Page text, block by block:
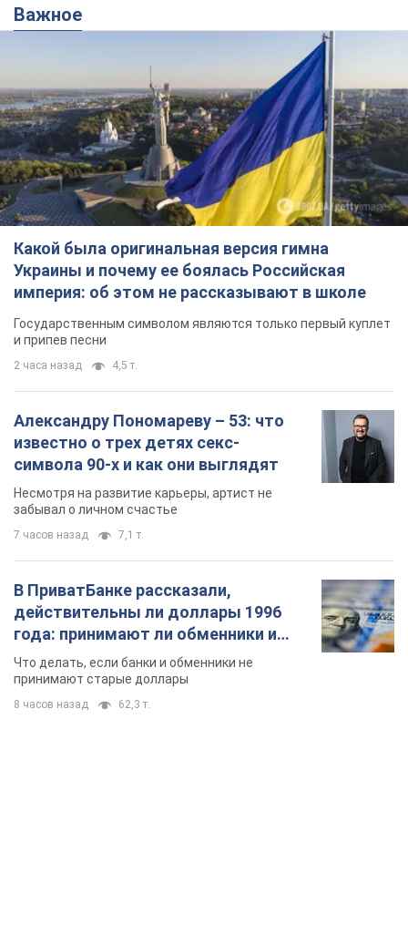
Важное
Какой была оригинальная версия гимна
Украины и почему ее боялась Российская
империя: об этом не рассказывают в школе
Государственным символом являются только первый куплет
и припев песни
2 часа назад 4,5 т.
Александру Пономареву – 53: что
известно о трех детях секс-
символа 90-х и как они выглядят
Несмотря на развитие карьеры, артист не
забывал о личном счастье
7 часов назад 7,1 т.
В ПриватБанке рассказали,
действительны ли доллары 1996
года: принимают ли обменники и
банки такие купюры
Что делать, если банки и обменники не
принимают старые доллары
8 часов назад 62,3 т.